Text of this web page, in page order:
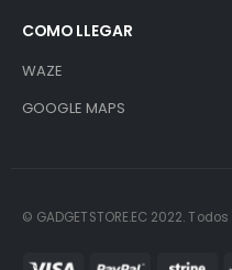
COMO LLEGAR
WAZE
GOOGLE MAPS
© GADGETSTORE.EC 2022.